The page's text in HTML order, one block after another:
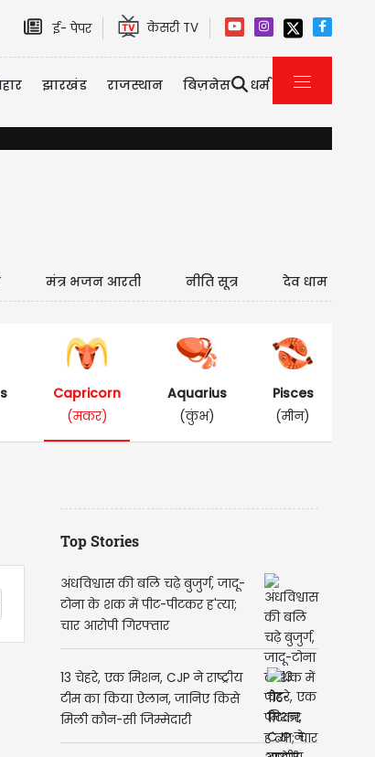
ई- पेपर केसरी TV
झारखंड राजस्थान बिज़नेस धर्म
मंत्र भजन आरती नीति सूत्र देव धाम
Capricorn
(मकर)
Aquarius
(कुंभ)
Pisces
(मीन)
Top Stories
अंधविश्वास की बलि चढ़े बुजुर्ग, जादू-
टोना के शक में पीट-पीटकर ह'त्या;
चार आरोपी गिरफ्तार
13 चेहरे, एक मिशन, CJP ने राष्ट्रीय
टीम का किया ऐलान, जानिए किसे
मिली कौन-सी जिम्मेदारी